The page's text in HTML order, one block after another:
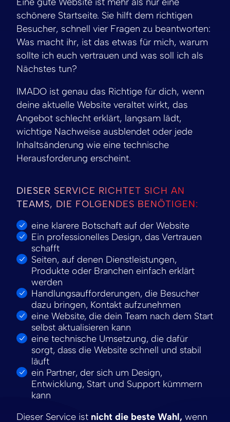
schönere Startseite. Sie hilft dem richtigen
Besucher, schnell vier Fragen zu beantworten:
Was macht ihr, ist das etwas für mich, warum
sollte ich euch vertrauen und was soll ich als
Nächstes tun?
IMADO ist genau das Richtige für dich, wenn
deine aktuelle Website veraltet wirkt, das
Angebot schlecht erklärt, langsam lädt,
wichtige Nachweise ausblendet oder jede
Inhaltsänderung wie eine technische
Herausforderung erscheint.
DIESER SERVICE RICHTET SICH AN
TEAMS, DIE FOLGENDES BENÖTIGEN:
eine klarere Botschaft auf der Website
Ein professionelles Design, das Vertrauen
schafft
Seiten, auf denen Dienstleistungen,
Produkte oder Branchen einfach erklärt
werden
Handlungsaufforderungen, die Besucher
dazu bringen, Kontakt aufzunehmen
eine Website, die dein Team nach dem Start
selbst aktualisieren kann
eine technische Umsetzung, die dafür
sorgt, dass die Website schnell und stabil
läuft
ein Partner, der sich um Design,
Entwicklung, Start und Support kümmern
kann
Dieser Service ist nicht die beste Wahl, wenn